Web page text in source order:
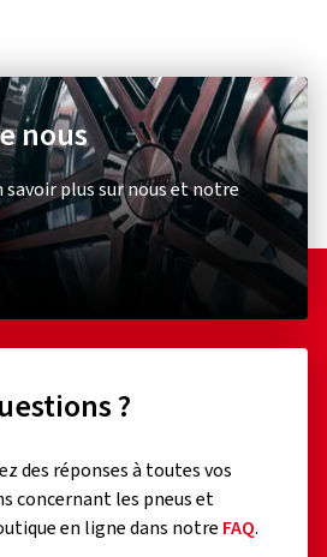
nous
savoir plus sur nous et notre
?
des réponses à toutes vos
concernant les pneus et
en ligne dans notre FAQ.